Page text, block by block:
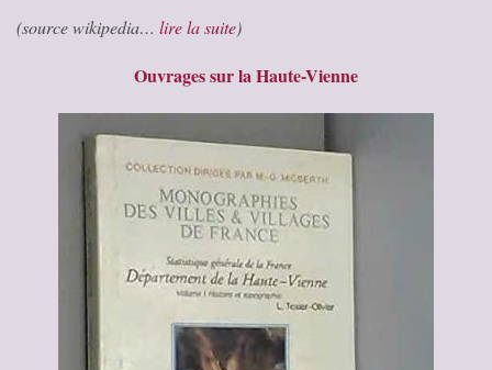
(source wikipedia… lire la suite)
Ouvrages sur la Haute-Vienne